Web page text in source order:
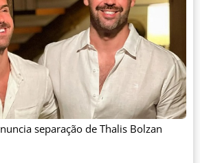
separação de Thalis Bolzan